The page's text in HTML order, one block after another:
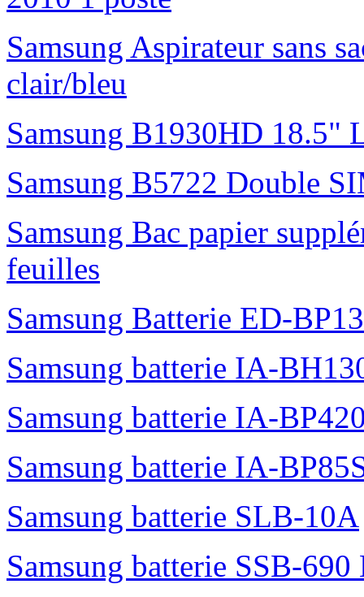
Samsung Aspirateur sans
clair/bleu
Samsung B1930HD 18.5"
Samsung B5722 Double
Samsung Bac papier
feuilles
Samsung Batterie ED-
Samsung batterie IA-
Samsung batterie IA-
Samsung batterie IA-
Samsung batterie SLB-10A
Samsung batterie SSB-690